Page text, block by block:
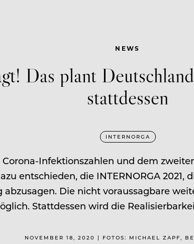
NEWS
Das plant
stattdessen
INTERNORGA
Infektionszahlen und dem
entschieden, die INTERNORGA 2021,
Die nicht voraussagbare
Stattdessen wird die
NOVEMBER 18, 2020 | FOTOS: MICHAEL ZAPF,